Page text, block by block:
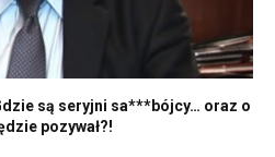
są seryjni sa***bójcy… oraz o
pozywał?!